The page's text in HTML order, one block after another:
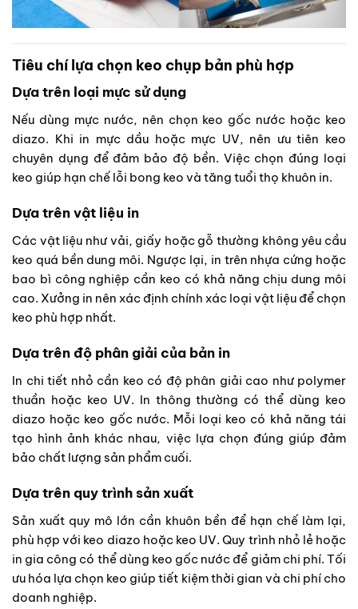
Tiêu chí lựa chọn keo chụp bản phù hợp
Dựa trên loại mực sử dụng
Nếu dùng mực nước, nên chọn keo gốc nước hoặc keo
diazo. Khi in mực dầu hoặc mực UV, nên ưu tiên keo
chuyên dụng để đảm bảo độ bền. Việc chọn đúng loại
keo giúp hạn chế lỗi bong keo và tăng tuổi thọ khuôn in.
Dựa trên vật liệu in
Các vật liệu như vải, giấy hoặc gỗ thường không yêu cầu
keo quá bền dung môi. Ngược lại, in trên nhựa cứng hoặc
bao bì công nghiệp cần keo có khả năng chịu dung môi
cao. Xưởng in nên xác định chính xác loại vật liệu để chọn
keo phù hợp nhất.
Dựa trên độ phân giải của bản in
In chi tiết nhỏ cần keo có độ phân giải cao như polymer
thuần hoặc keo UV. In thông thường có thể dùng keo
diazo hoặc keo gốc nước. Mỗi loại keo có khả năng tái
tạo hình ảnh khác nhau, việc lựa chọn đúng giúp đảm
bảo chất lượng sản phẩm cuối.
Dựa trên quy trình sản xuất
Sản xuất quy mô lớn cần khuôn bền để hạn chế làm lại,
phù hợp với keo diazo hoặc keo UV. Quy trình nhỏ lẻ hoặc
in gia công có thể dùng keo gốc nước để giảm chi phí. Tối
ưu hóa lựa chọn keo giúp tiết kiệm thời gian và chi phí cho
doanh nghiệp.